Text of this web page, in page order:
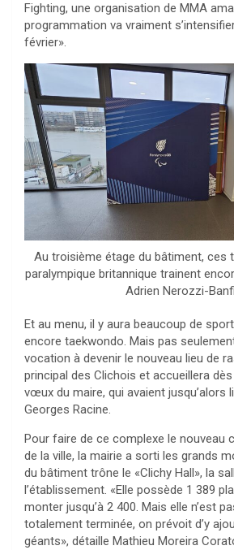
Fighting, une organisation de MMA
programmation va vraiment
février».
Au troisième étage du bâtiment, ces
paralympique britannique trainent
Adrien Nerozzi-
Et au menu, il y aura beaucoup de
encore taekwondo. Mais pas
vocation à devenir le nouveau lieu de
principal des Clichois et accueillera
vœux du maire, qui avaient jusqu’alors
Georges Racine.
Pour faire de ce complexe le nouveau
de la ville, la mairie a sorti les grands
du bâtiment trône le «Clichy Hall», la
l’établissement. «Elle possède 1 389
monter jusqu’à 2 400. Mais elle n’est
totalement terminée, on prévoit d’y
géants», détaille Mathieu Moreira